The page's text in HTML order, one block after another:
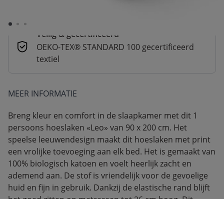
Veilig & gecertificeerd
OEKO-TEX® STANDARD 100 gecertificeerd
textiel
MEER INFORMATIE
Breng kleur en comfort in de slaapkamer met dit 1
persoons hoeslaken «Leo» van 90 x 200 cm. Het
speelse leeuwendesign maakt dit hoeslaken met print
een vrolijke toevoeging aan elk bed. Het is gemaakt van
100% biologisch katoen en voelt heerlijk zacht en
ademend aan. De stof is vriendelijk voor de gevoelige
huid en fijn in gebruik. Dankzij de elastische rand blijft